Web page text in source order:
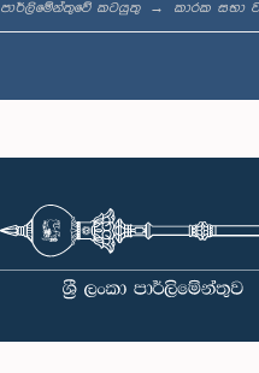
පාර්ලිමේන්තුවේ කටයුතු කාරක සභා